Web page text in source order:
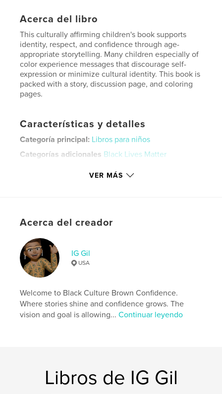
Acerca del libro
This culturally affirming children's book supports
identity, respect, and confidence through age-
appropriate storytelling. Many children especially of
color experience messages that discourage self-
expression or minimize cultural identity. This book is
packed with a story, discussion page, and coloring
pages.
Características y detalles
Categoría principal: Libros para niños
Categorías adicionales Black Lives Matter
Fecha de publicación: mar. 07, 2026
Palabras clave
MBMC , My Brown My Confidence
VER MÁS
Acerca del creador
IG Gil
USA
Welcome to Black Culture Brown Confidence.
Where stories shine and confidence grows. The
vision and goal is allowing...Continuar leyendo
Libros de IG Gil